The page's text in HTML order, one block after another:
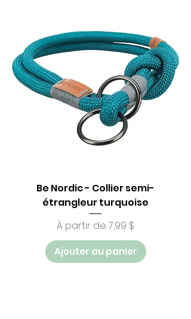
Be Nordic - Collier semi-
étrangleur turquoise
À partir de7,99 $
Prix promotionnel
Ajouter au panier